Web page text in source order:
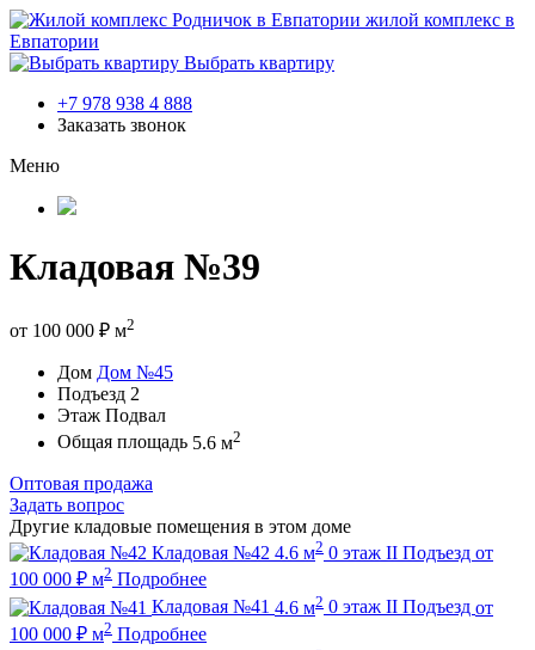
жилой комплекс в
Евпатории
Выбрать квартиру
+7 978 938 4 888
Заказать звонок
Меню
Кладовая №39
от 100 000 ₽ м2
Дом Дом №45
Подъезд 2
Этаж Подвал
Общая площадь 5.6 м2
Оптовая продажа
Задать вопрос
Другие кладовые помещения в этом доме
Кладовая №42 4.6 м2 0 этаж II Подъезд от
100 000 ₽ м2 Подробнее
Кладовая №41 4.6 м2 0 этаж II Подъезд от
100 000 ₽ м2 Подробнее